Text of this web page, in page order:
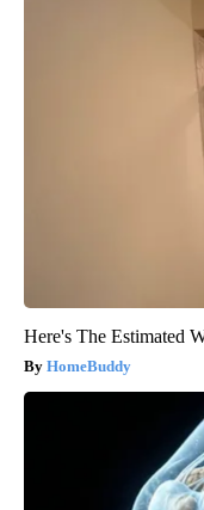
Here's The Estimated
HomeBuddy